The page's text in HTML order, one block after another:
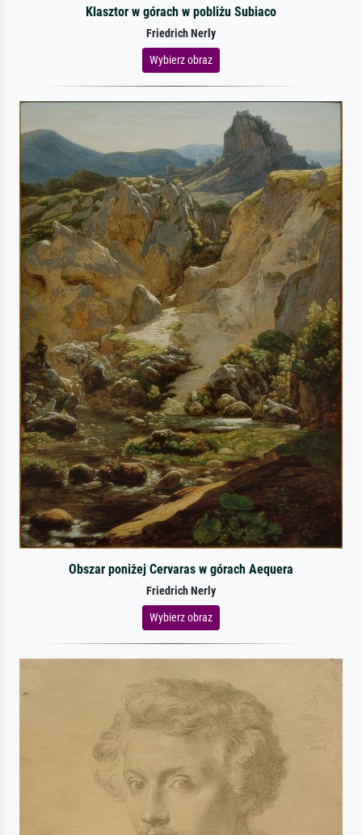
Klasztor w górach w pobliżu Subiaco
Friedrich Nerly
Wybierz obraz
Obszar poniżej Cervaras w górach Aequera
Friedrich Nerly
Wybierz obraz